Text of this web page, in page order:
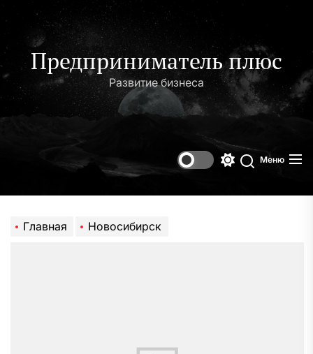
содержимому
Предприниматель плюс
Развитие бизнеса
Поиск
Меню
Главная Новосибирск